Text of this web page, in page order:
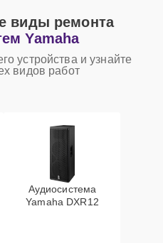
виды ремонта
Yamaha
устройства и узнайте
видов работ
Аудиосистема
Yamaha DXR12